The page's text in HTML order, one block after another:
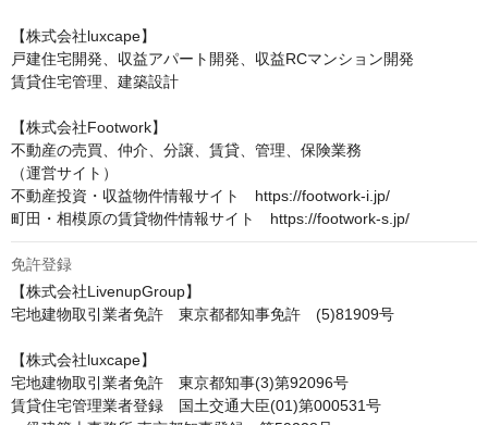
【株式会社luxcape】
戸建住宅開発、収益アパート開発、収益RCマンション開発
賃貸住宅管理、建築設計
【株式会社Footwork】
不動産の売買、仲介、分譲、賃貸、管理、保険業務
（運営サイト）
不動産投資・収益物件情報サイト　https://footwork-i.jp/
町田・相模原の賃貸物件情報サイト　https://footwork-s.jp/
免許登録
【株式会社LivenupGroup】
宅地建物取引業者免許　東京都都知事免許　(5)81909号
【株式会社luxcape】
宅地建物取引業者免許　東京都知事(3)第92096号
賃貸住宅管理業者登録　国土交通大臣(01)第000531号